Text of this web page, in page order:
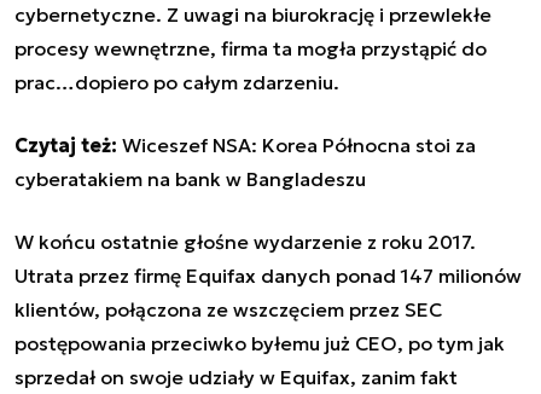
cybernetyczne. Z uwagi na biurokrację i przewlekłe
procesy wewnętrzne, firma ta mogła przystąpić do
prac…dopiero po całym zdarzeniu.
Czytaj też: Wiceszef NSA: Korea Północna stoi za
cyberatakiem na bank w Bangladeszu
W końcu ostatnie głośne wydarzenie z roku 2017.
Utrata przez firmę Equifax danych ponad 147 milionów
klientów, połączona ze wszczęciem przez SEC
postępowania przeciwko byłemu już CEO, po tym jak
sprzedał on swoje udziały w Equifax, zanim fakt